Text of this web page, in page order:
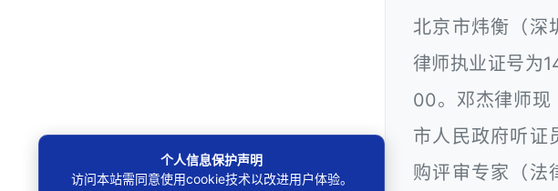
北京市炜衡（深
律师执业证号为
00。邓杰律师现
市人民政府听证
购评审专家（法
个人信息保护声明
访问本站需同意使用cookie技术以改进用户体验。